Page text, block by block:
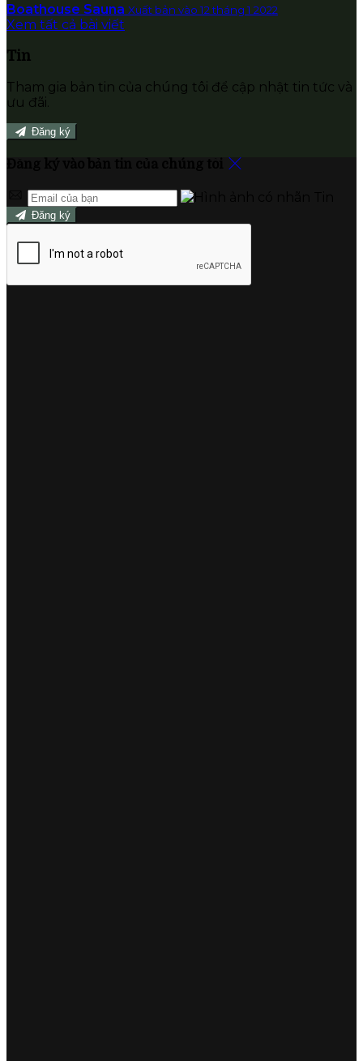
Boathouse Sauna Xuất bản vào 12 tháng 1 2022
Xem tất cả bài viết
Tin
Tham gia bản tin của chúng tôi để cập nhật tin tức và
ưu đãi.
Đăng ký
Đăng ký